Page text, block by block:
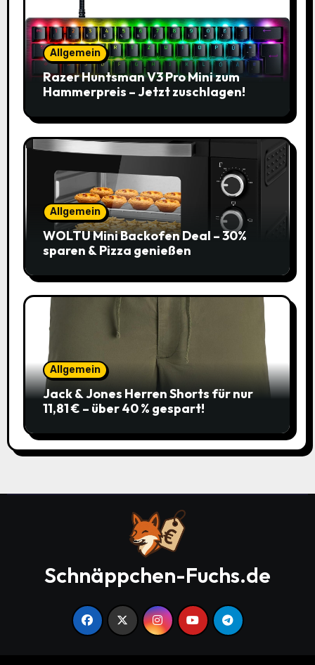
Allgemein
Razer Huntsman V3 Pro Mini zum
Hammerpreis – Jetzt zuschlagen!
Allgemein
WOLTU Mini Backofen Deal – 30%
sparen & Pizza genießen
Allgemein
Jack & Jones Herren Shorts für nur
11,81 € – über 40 % gespart!
Schnäppchen-Fuchs.de